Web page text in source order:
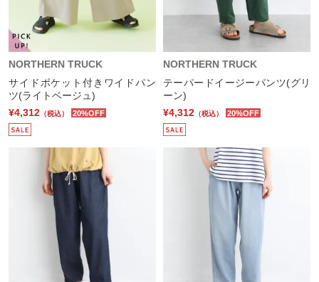
NORTHERN TRUCK
サイドポケット付きワイドパン
ツ(ライトベージュ)
¥4,312 （税込） 20%OFF
NORTHERN TRUCK
テーパードイージーパンツ(グリ
ーン)
¥4,312 （税込） 20%OFF